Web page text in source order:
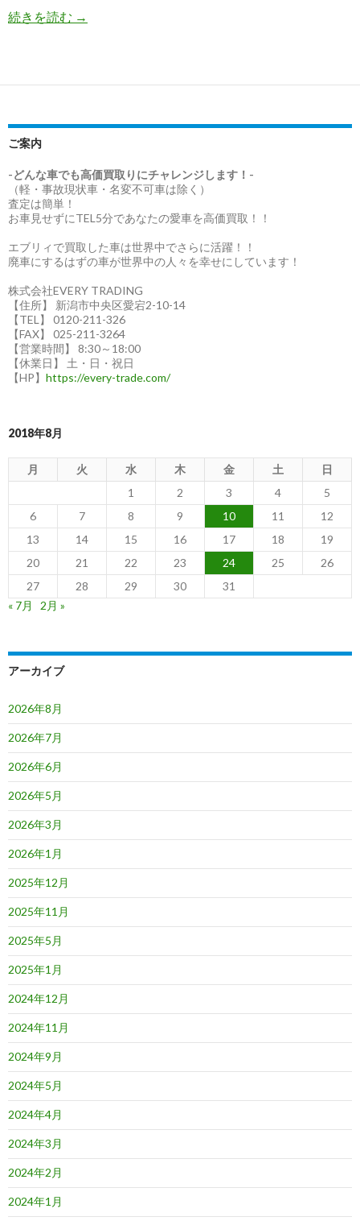
続きを読む コ
ニ
グ
／
ン
テ
ィ
グ
ア・
バ
ー
ブ
ー
→
ご案内
-どんな車でも高価買取りにチャレンジします！-
（軽・事故現状車・名変不可車は除く）
査定は簡単！
お車見せずにTEL5分であなたの愛車を高価買取！！
エブリィで買取した車は世界中でさらに活躍！！
廃車にするはずの車が世界中の人々を幸せにしています！
株式会社EVERY TRADING
【住所】 新潟市中央区愛宕2-10-14
【TEL】 0120-211-326
【FAX】 025-211-3264
【営業時間】 8:30～18:00
【休業日】 土・日・祝日
【HP】 https://every-trade.com/
2018年8月
月 火 水 木 金 土
日
1
2 3 4
5
6
7 8 9 10 11
12
13
14 15 16 17 18
19
20
21 22 23 24 25
26
27
28 29 30
31
« 7月
2月 »
アーカイブ
2026年8月
2026年7月
2026年6月
2026年5月
2026年3月
2026年1月
2025年12月
2025年11月
2025年5月
2025年1月
2024年12月
2024年11月
2024年9月
2024年5月
2024年4月
2024年3月
2024年2月
2024年1月